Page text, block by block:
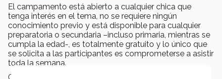
El campamento está abierto a cualquier chica que
tenga interés en el tema, no se requiere ningún
conocimiento previo y está disponible para cualquier
preparatoria o secundaria –incluso primaria, mientras se
cumpla la edad-, es totalmente gratuito y lo único que
se solicita a las participantes es comprometerse a asistir
toda la semana.